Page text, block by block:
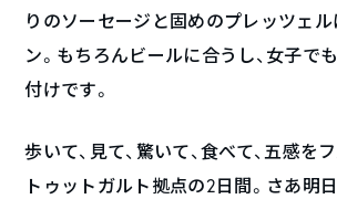
りのソーセージと固めのプレッツェ
ン。もちろんビールに合うし、女子で
付けです。
歩いて、見て、驚いて、食べて、五感を
トゥットガルト拠点の2日間。さあ明